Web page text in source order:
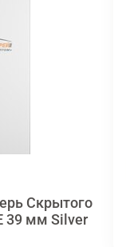
Скрытого
39 мм Silver